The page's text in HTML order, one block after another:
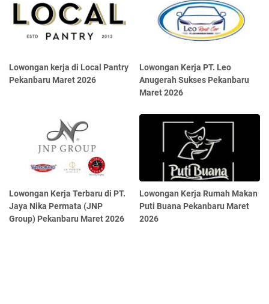
Lowongan kerja di Local Pantry
Pekanbaru Maret 2026
Lowongan Kerja PT. Leo
Anugerah Sukses Pekanbaru
Maret 2026
Lowongan Kerja Terbaru di PT.
Jaya Nika Permata (JNP
Group) Pekanbaru Maret 2026
Lowongan Kerja Rumah Makan
Puti Buana Pekanbaru Maret
2026